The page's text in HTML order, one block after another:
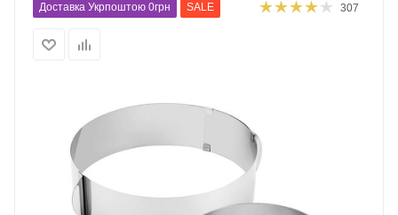
Доставка Укрпоштою 0грн SALE 307